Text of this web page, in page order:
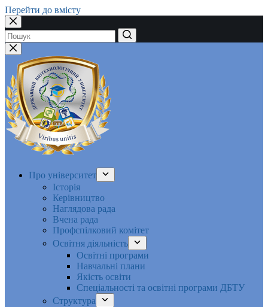
Перейти до вмісту
Немає
результатів
Про університет
Історія
Керівництво
Наглядова рада
Вчена рада
Профспілковий комітет
Освітня діяльність
Освітні програми
Навчальні плани
Якість освіти
Спеціальності та освітні програми ДБТУ
Структура